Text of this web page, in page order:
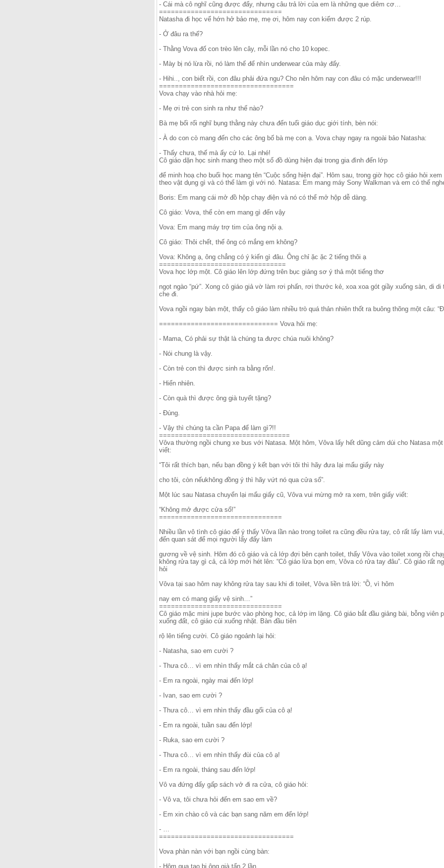
- Cái mà cô nghĩ cũng được đấy, nhưng câu trả lời của em là những que diêm cơ…
===============================
Natasha đi học vể hớn hở bảo mẹ, mẹ ơi, hôm nay con kiếm được 2 rúp.
- Ở đâu ra thế?
- Thằng Vova đố con trèo lên cây, mỗi lần nó cho 10 kopec.
- Mày bị nó lừa rồi, nó làm thế để nhìn underwear của mày đấy.
- Hihi.., con biết rồi, con đâu phải đứa ngu? Cho nên hôm nay con đâu có mặc underwear!!!
==================================
Vova chạy vào nhà hỏi mẹ:
- Mẹ ơi trẻ con sinh ra như thế nào?
Bà mẹ bối rối nghĩ bụng thằng này chưa đến tuổi giáo dục giới tính, bèn nói:
- À do con cò mang đến cho các ông bố bà mẹ con ạ. Vova chạy ngay ra ngoài bảo Natasha:
- Thấy chưa, thế mà ấy cứ lo. Lại nhé!
Cô giáo dặn học sinh mang theo một số đồ dùng hiện đại trong gia đình đến lớp
để minh hoạ cho buổi học mang tên “Cuộc sống hiện đại”. Hôm sau, trong giờ học cô giáo hỏi
theo vật dụng gì và có thể làm gì với nó. Natasa: Em mang máy Sony Walkman và em có thể
Boris: Em mang cái mở đồ hộp chạy điện và nó có thể mở hộp dễ dàng.
Cô giáo: Vova, thế còn em mang gì đến vậy
Vova: Em mang máy trợ tim của ông nội ạ.
Cô giáo: Thôi chết, thế ông có mắng em không?
Vova: Không ạ, ông chẳng có ý kiến gì đâu. Ông chỉ ặc ặc 2 tiếng thôi ạ
================================
Vova học lớp một. Cô giáo lên lớp đứng trên bục giảng sơ ý thả một tiếng thơ
ngọt ngào “pứ”. Xong cô giáo giả vờ làm rơi phấn, rơi thước kẻ, xoa xoa gót giầy xuống sàn, di
che đi.
Vova ngồi ngay bàn một, thấy cô giáo làm nhiều trò quá thản nhiên thốt ra buông thõng một câu:
============================== Vova hỏi mẹ:
- Mama, Có phải sự thật là chúng ta được chúa nuôi không?
- Nói chung là vậy.
- Còn trẻ con thì được sinh ra bằng rốn!.
- Hiển nhiên.
- Còn quà thì được ông già tuyết tặng?
- Đúng.
- Vậy thì chúng ta cần Papa để làm gì?!!
=================================
Vôva thường ngồi chung xe bus với Natasa. Một hôm, Vôva lấy hết dũng cảm dúi cho Natasa
viết:
“Tôi rất thích bạn, nếu bạn đồng ý kết bạn với tôi thì hãy đưa lại mẩu giấy này
cho tôi, còn nếukhông đồng ý thì hãy vứt nó qua cửa sổ”.
Một lúc sau Natasa chuyển lại mẩu giấy cũ, Vôva vui mừng mở ra xem, trên giấy viết:
“Không mở được cửa sổ!”
===============================
Nhiều lần vô tình cô giáo để ý thấy Vôva lần nào trong toilet ra cũng đều rửa tay, cô rất lấy làm
đến quan sát để mọi người lấy đấy làm
gương về vệ sinh. Hôm đó cô giáo và cả lớp đợi bên cạnh toilet, thấy Vôva vào toilet xong rồi
không rửa tay gì cả, cả lớp mới hét lên: “Cô giáo lừa bọn em, Vôva có rửa tay đâu”. Cô giáo rất
hỏi
Vôva tại sao hôm nay không rửa tay sau khi đi toilet, Vôva liền trả lời: “Ồ, vì hôm
nay em có mang giấy vệ sinh…”
===============================
Cô giáo mặc mini jupe bước vào phòng học, cả lớp im lặng. Cô giáo bắt đầu giảng bài, bỗng viên
xuống đất, cô giáo cúi xuống nhặt. Bàn đầu tiên
rộ lên tiếng cười. Cô giáo ngoảnh lại hỏi:
- Natasha, sao em cười ?
- Thưa cô… vì em nhìn thấy mắt cá chân của cô ạ!
- Em ra ngoài, ngày mai đến lớp!
- Ivan, sao em cười ?
- Thưa cô… vì em nhìn thấy đầu gối của cô ạ!
- Em ra ngoài, tuần sau đến lớp!
- Ruka, sao em cười ?
- Thưa cô… vì em nhìn thấy đùi của cô ạ!
- Em ra ngoài, tháng sau đến lớp!
Vô va đứng đấy gấp sách vở đi ra cửa, cô giáo hỏi:
- Vô va, tôi chưa hỏi đến em sao em về?
- Em xin chào cô và các bạn sang năm em đến lớp!
- …
==================================
Vova phàn nàn với bạn ngồi cùng bàn:
- Hôm qua tao bị ông già tẩn 2 lần.